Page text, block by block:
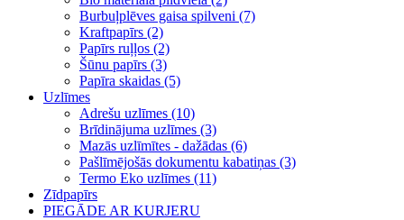
Burbuļplēves gaisa spilveni (7)
Kraftpapīrs (2)
Papīrs ruļļos (2)
Šūnu papīrs (3)
Papīra skaidas (5)
Uzlīmes
Adrešu uzlīmes (10)
Brīdinājuma uzlīmes (3)
Mazās uzlīmītes - dažādas (6)
Pašlīmējošās dokumentu kabatiņas (3)
Termo Eko uzlīmes (11)
Zīdpapīrs
PIEGĀDE AR KURJERU